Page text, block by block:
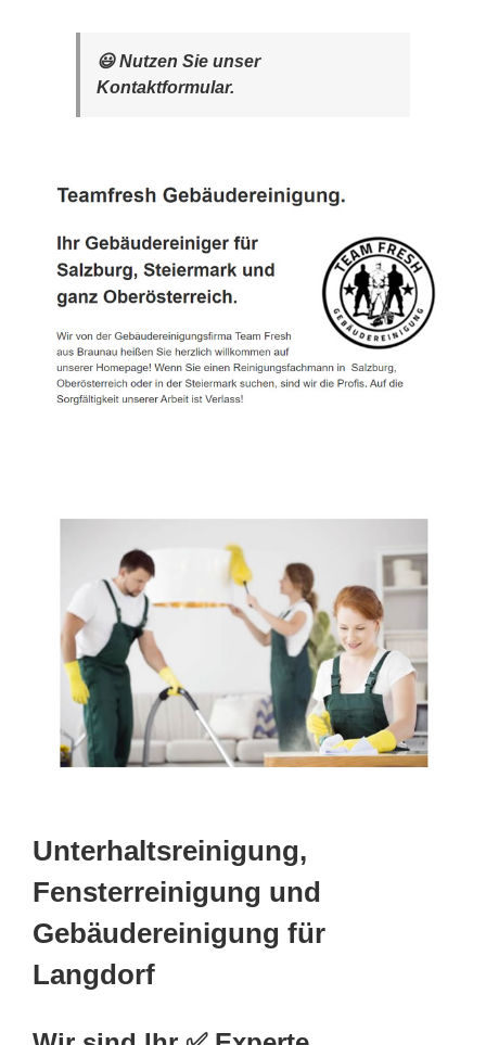
😃 Nutzen Sie unser
Kontaktformular.
Unterhaltsreinigung,
Fensterreinigung und
Gebäudereinigung für
Langdorf